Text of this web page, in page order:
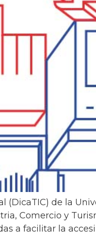
de la
Comercio y
a facilitar la